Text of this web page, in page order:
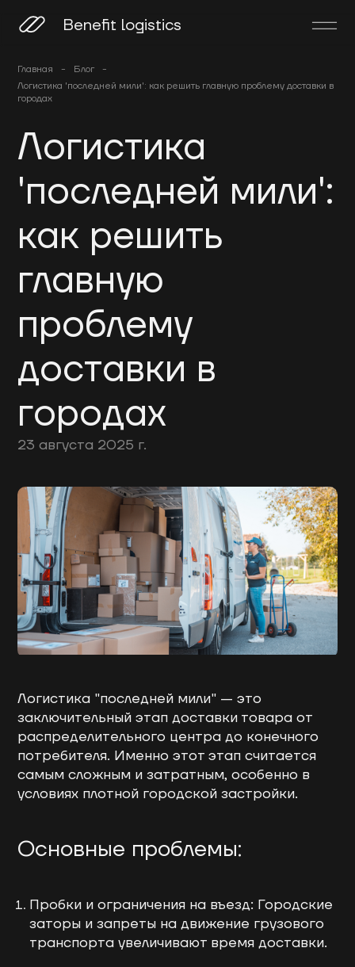
Benefit logistics
Главная - Блог
-
Логистика 'последней мили': как решить главную проблему доставки в
городах
Логистика
'последней мили':
как решить
главную
проблему
доставки в
городах
23 августа 2025 г.
Логистика "последней мили" — это
заключительный этап доставки товара от
распределительного центра до конечного
потребителя. Именно этот этап считается
самым сложным и затратным, особенно в
условиях плотной городской застройки.
Основные проблемы:
Пробки и ограничения на въезд: Городские
заторы и запреты на движение грузового
транспорта увеличивают время доставки.